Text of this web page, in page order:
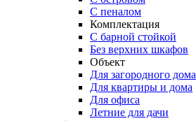
С пеналом
Комплектация
C барной стойкой
Без верхних шкафов
Объект
Для загородного дома
Для квартиры и дома
Для офиса
Летние для дачи